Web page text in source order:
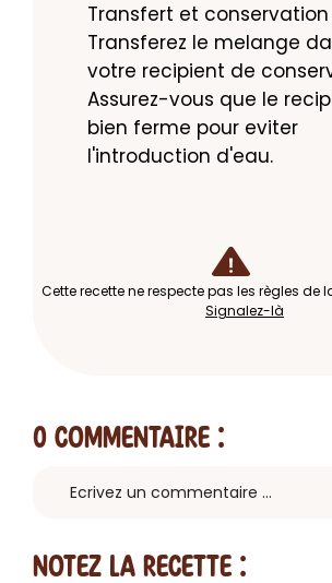
Transfert et conservation
Transferez le melange
votre recipient de
Assurez-vous que le
bien ferme pour eviter
l'introduction d'eau.
Cette recette ne respecte pas les règles de
Signalez-là
0 Commentaire :
Notez la recette :